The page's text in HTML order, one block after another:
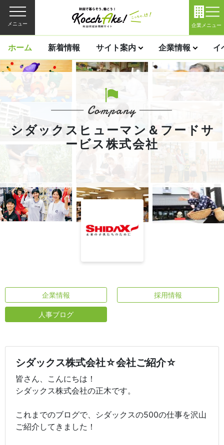
メニュー 企業メニュー
ホーム 新着情報 サイト案内 企業情報 イ
シダックスヒューマン＆フードサ
ービス株式会社
企業情報 採用情報
人事ブログ
シダックス株式会社☆会社ご紹介☆
皆さん、こんにちは！
シダックス株式会社の正木です。
これまでのブログで、シダックスの500の仕事を沢山
ご紹介してきました！